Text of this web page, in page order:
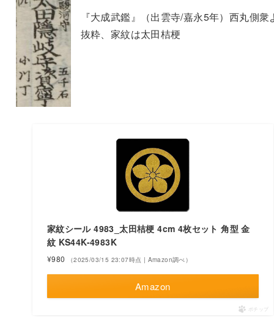
『大成武鑑』（出雲寺/嘉永5年）西丸側衆
抜粋、家紋は太田桔梗
家紋シール 4983_太田桔梗 4cm 4枚セット 角型 金
紋 KS44K-4983K
¥980 （2025/03/15 23:07時点 | Amazon調べ）
Amazon
ポチップ